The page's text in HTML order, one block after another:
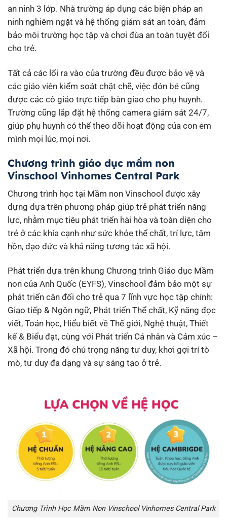
an ninh 3 lớp. Nhà trường áp dụng các biện pháp an
ninh nghiêm ngặt và hệ thống giám sát an toàn, đảm
bảo môi trường học tập và chơi đùa an toàn tuyệt đối
cho trẻ.
Tất cả các lối ra vào của trường đều được bảo vệ và
các giáo viên kiểm soát chặt chẽ, việc đón bé cũng
được các cô giáo trực tiếp bàn giao cho phụ huynh.
Trường cũng lắp đặt hệ thống camera giám sát 24/7,
giúp phụ huynh có thể theo dõi hoạt động của con em
mình mọi lúc, mọi nơi.
Chương trình giáo dục mầm non
Vinschool Vinhomes Central Park
Chương trình học tại Mầm non Vinschool được xây
dựng dựa trên phương pháp giúp trẻ phát triển năng
lực, nhằm mục tiêu phát triển hài hòa và toàn diện cho
trẻ ở các khía cạnh như sức khỏe thể chất, trí lực, tâm
hồn, đạo đức và khả năng tương tác xã hội.
Phát triển dựa trên khung Chương trình Giáo dục Mầm
non của Anh Quốc (EYFS), Vinschool đảm bảo một sự
phát triển cân đối cho trẻ qua 7 lĩnh vực học tập chính:
Giao tiếp & Ngôn ngữ, Phát triển Thể chất, Kỹ năng đọc
viết, Toán học, Hiểu biết về Thế giới, Nghệ thuật, Thiết
kế & Biểu đạt, cùng với Phát triển Cá nhân và Cảm xúc –
Xã hội. Trong đó chú trọng năng tư duy, khơi gợi trí tò
mò, tư duy đa dạng và sự sáng tạo ở trẻ.
Chương Trình Học Mầm Non Vinschool Vinhomes Central Park